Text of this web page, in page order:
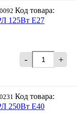
Код товара:
125Вт Е27
- +
Код товара:
250Вт Е40